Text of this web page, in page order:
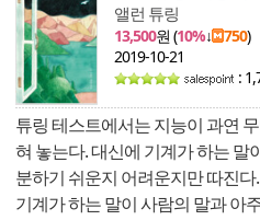
앨런 튜링
13,500원 (10%↓ 750)
2019-10-21
:
튜링 테스트에서는 지능이 과연
혀 놓는다. 대신에 기계가 하는 말
분하기 쉬운지 어려운지만 따진
기계가 하는 말이 사람의 말과 아